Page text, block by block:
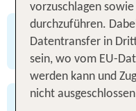
✅ viele Angebote
✅ 3 Tage kostenfrei
✅ TUI
vorzuschlagen
durchzuführen.
Datentransfer in
sein, wo vom EU-
werden kann und
nicht